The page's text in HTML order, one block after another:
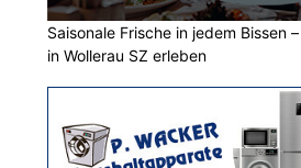
Saisonale Frische in jedem Bissen
in Wollerau SZ erleben